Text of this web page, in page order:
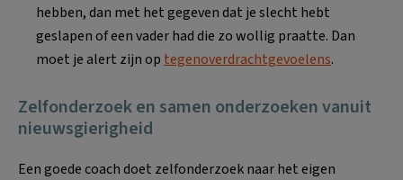
hebben, dan met het gegeven dat je slecht hebt
geslapen of een vader had die zo wollig praatte. Dan
moet je alert zijn op tegenoverdrachtgevoelens.
Zelfonderzoek en samen onderzoeken vanuit
nieuwsgierigheid
Een goede coach doet zelfonderzoek naar het eigen